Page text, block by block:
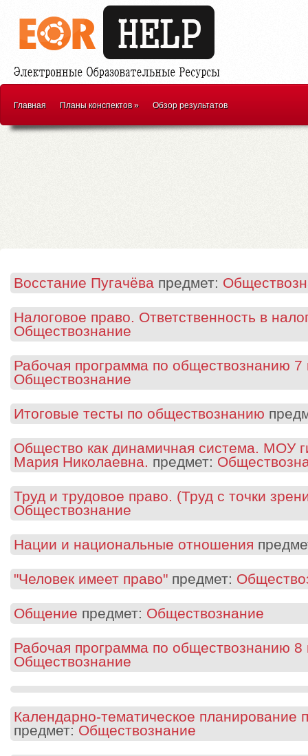
Главная Планы конспектов» Обзор результатов
Восстание Пугачёва предмет:
Налоговое право. Ответственность в
Обществознание
Рабочая программа по обществознанию 7
Обществознание
Итоговые тесты по обществознанию
Общество как динамичная система. МОУ
Мария Николаевна. предмет:
Труд и трудовое право. (Труд с точки
Обществознание
Нации и национальные отношения
"Человек имеет право" предмет:
Общение предмет: Обществознание
Рабочая программа по обществознанию 8
Обществознание
Календарно-тематическое планирование
предмет: Обществознание